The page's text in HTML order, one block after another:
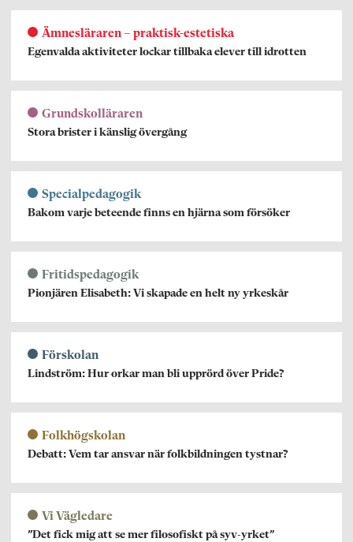
Ämnesläraren – praktisk-estetiska
Egenvalda aktiviteter lockar tillbaka elever till idrotten
Grundskolläraren
Stora brister i känslig övergång
Specialpedagogik
Bakom varje beteende finns en hjärna som försöker
Fritidspedagogik
Pionjären Elisabeth: Vi skapade en helt ny yrkeskår
Förskolan
Lindström: Hur orkar man bli upprörd över Pride?
Folkhögskolan
Debatt: Vem tar ansvar när folkbildningen tystnar?
Vi Vägledare
”Det fick mig att se mer filosofiskt på syv-yrket”